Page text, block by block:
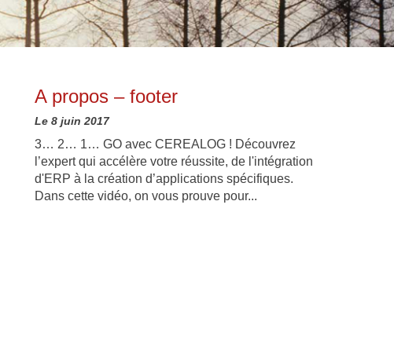
A propos – footer
Le 8 juin 2017
3… 2… 1… GO avec CEREALOG ! Découvrez
l’expert qui accélère votre réussite, de l'intégration
d'ERP à la création d’applications spécifiques.
Dans cette vidéo, on vous prouve pour...